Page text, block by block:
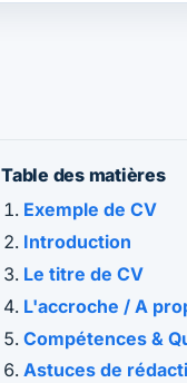
Table des matières
Exemple de CV
Introduction
Le titre de CV
L'accroche / A
Compétences &
Astuces de